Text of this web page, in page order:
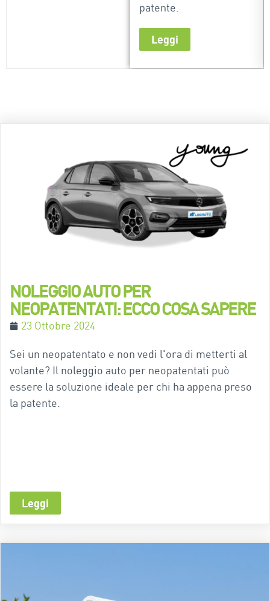
patente.
Leggi
NOLEGGIO AUTO PER
NEOPATENTATI: ECCO COSA SAPERE
23 Ottobre 2024
Sei un neopatentato e non vedi l'ora di metterti al
volante? Il noleggio auto per neopatentati può
essere la soluzione ideale per chi ha appena preso
la patente.
Leggi